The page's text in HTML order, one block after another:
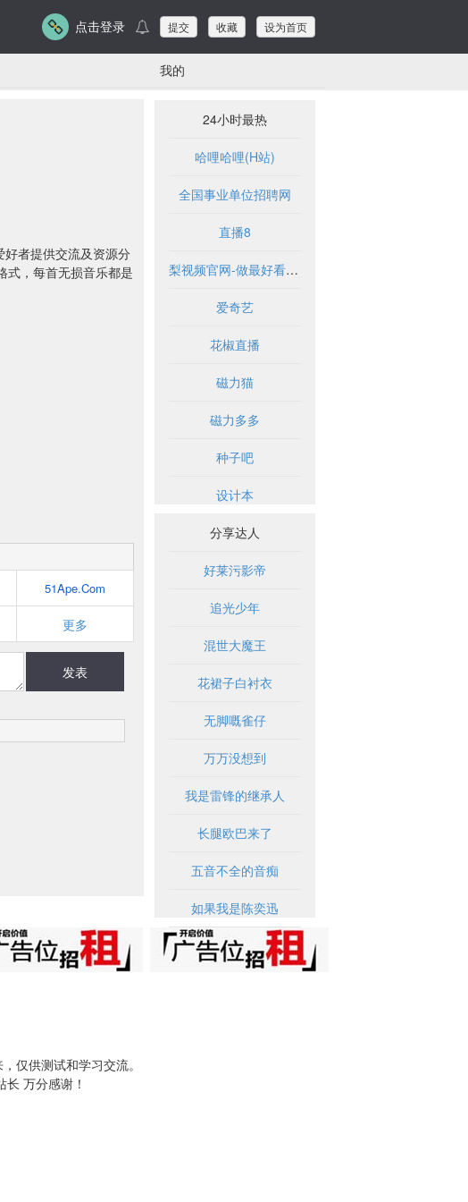
点击登录 提交 收藏 设为首页
我的
者提供交流及资源分
式，每首无损音乐都是
51Ape.Com
更多
发表
24小时最热
哈哩哈哩(H站)
全国事业单位招聘网
直播8
梨视频官网-做最好看的资讯短视频-Pear Video
爱奇艺
花椒直播
磁力猫
磁力多多
种子吧
设计本
分享达人
好莱污影帝
追光少年
混世大魔王
花裙子白衬衣
无脚嘅雀仔
万万没想到
我是雷锋的继承人
长腿欧巴来了
五音不全的音痴
如果我是陈奕迅
仅供测试和学习交流。
万分感谢！